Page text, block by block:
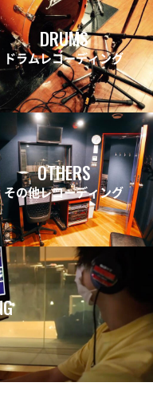
DRUMS
ドラムレコーディング
OTHERS
その他レコーディング